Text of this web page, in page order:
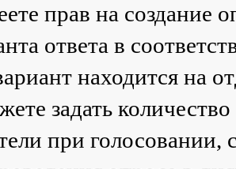
прав на создание
ответа в
находится на
задать
при